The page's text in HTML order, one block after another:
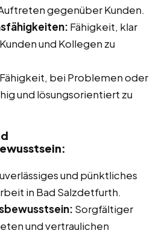
gegenüber Kunden.
Fähigkeit, klar
und Kollegen zu
Fähigkeit, bei Problemen oder
und lösungsorientiert zu
und pünktliches
in Bad Salzdetfurth.
Sorgfältiger
und vertraulichen